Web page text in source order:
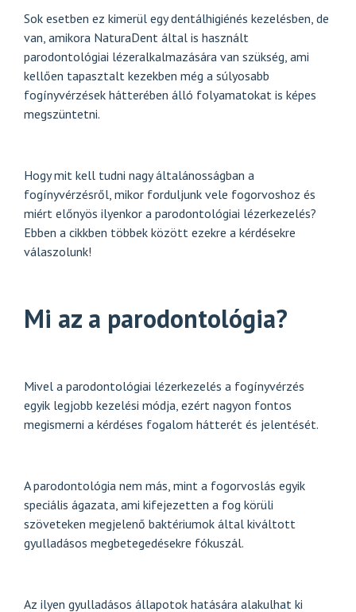
Sok esetben ez kimerül egy dentálhigiénés kezelésben, de
van, amikora NaturaDent által is használt
parodontológiai lézeralkalmazására van szükség, ami
kellően tapasztalt kezekben még a súlyosabb
fogínyvérzések hátterében álló folyamatokat is képes
megszüntetni.
Hogy mit kell tudni nagy általánosságban a
fogínyvérzésről, mikor forduljunk vele fogorvoshoz és
miért előnyös ilyenkor a parodontológiai lézerkezelés?
Ebben a cikkben többek között ezekre a kérdésekre
válaszolunk!
Mi az a parodontológia?
Mivel a parodontológiai lézerkezelés a fogínyvérzés
egyik legjobb kezelési módja, ezért nagyon fontos
megismerni a kérdéses fogalom hátterét és jelentését.
A parodontológia nem más, mint a fogorvoslás egyik
speciális ágazata, ami kifejezetten a fog körüli
szöveteken megjelenő baktériumok által kiváltott
gyulladásos megbetegedésekre fókuszál.
Az ilyen gyulladásos állapotok hatására alakulhat ki